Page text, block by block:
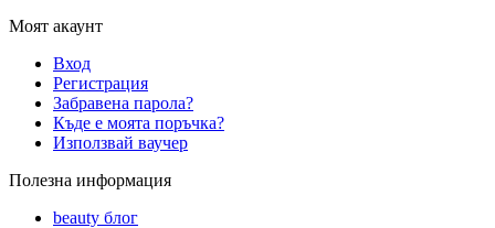
Моят акаунт
Вход
Регистрация
Забравена парола?
Къде е моята поръчка?
Използвай ваучер
Полезна информация
beauty блог